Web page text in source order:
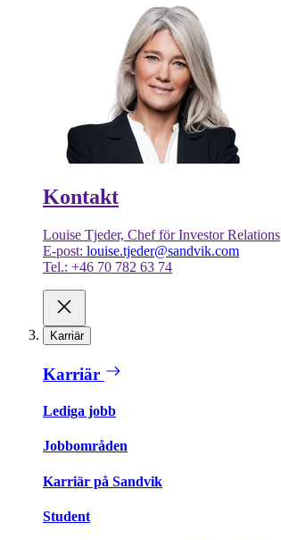
Kontakt
Louise Tjeder, Chef för Investor Relations
E-post: louise.tjeder@sandvik.com
Tel.: +46 70 782 63 74
Karriär
Karriär
Lediga jobb
Jobbområden
Karriär på Sandvik
Student